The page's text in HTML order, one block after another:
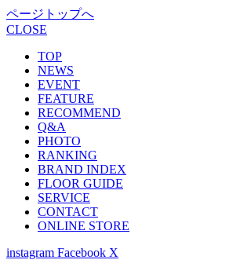
ページトップへ
CLOSE
TOP
NEWS
EVENT
FEATURE
RECOMMEND
Q&A
PHOTO
RANKING
BRAND INDEX
FLOOR GUIDE
SERVICE
CONTACT
ONLINE STORE
instagram Facebook X